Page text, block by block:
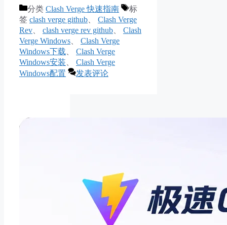
分类 Clash Verge 快速指南
标
签 clash verge github
Clash Verge
Rev
clash verge rev github
Clash
Verge Windows
Clash Verge
Windows下载
Clash Verge
Windows安装
Clash Verge
Windows配置
发表评论